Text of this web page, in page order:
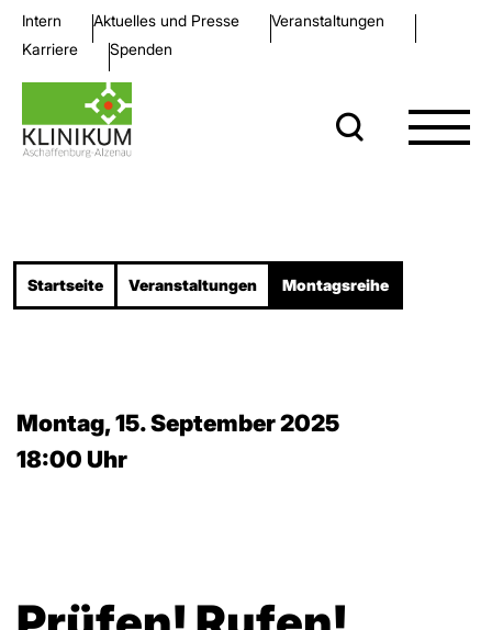
Intern Aktuelles und Presse
Veran­staltungen
Karriere
Spenden
Startseite Veran­staltungen Montagsreihe
Montag, 15. September 2025
18:00 Uhr